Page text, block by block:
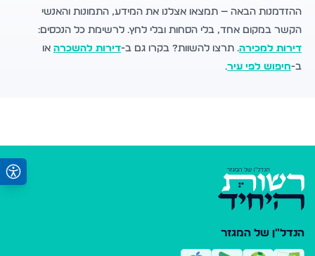
ההזדמנות הבאה — תמצאו אצלנו את המידע, התמונות והאנשי
הקשר במקום אחד, בלי הסחות ובלי לחץ. לרשימת כל הנכסים:
דירות למכירה. תרצו להשוות? בקרו גם ב-דירות להשכרה או
ב-חיפוש לפי עיר.
הנדל"ן של המגזר